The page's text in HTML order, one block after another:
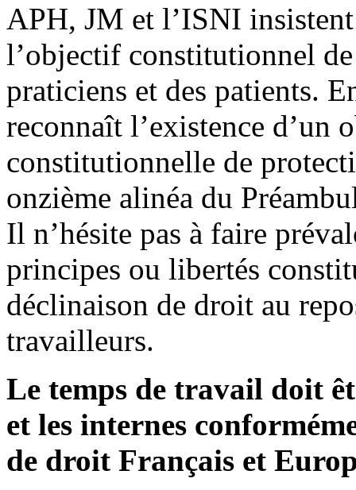
APH, JM et l’ISNI
l’objectif constitutionnel
praticiens et des patients.
reconnaît l’existence d’un
constitutionnelle de
onzième alinéa du
Il n’hésite pas à faire
principes ou libertés
déclinaison de droit au
travailleurs.
Le temps de travail doit
et les internes
de droit Français et